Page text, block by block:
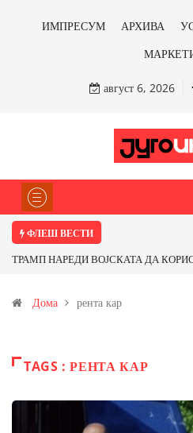
ИМПРЕСУМ АРХИВА
август 6, 2026
ФЛЕШ ВЕСТИ
НАРЕДИ ВОЈСКАТА ДА
и со антимонот?
Дома рента кар
TAGS : РЕНТА КАР